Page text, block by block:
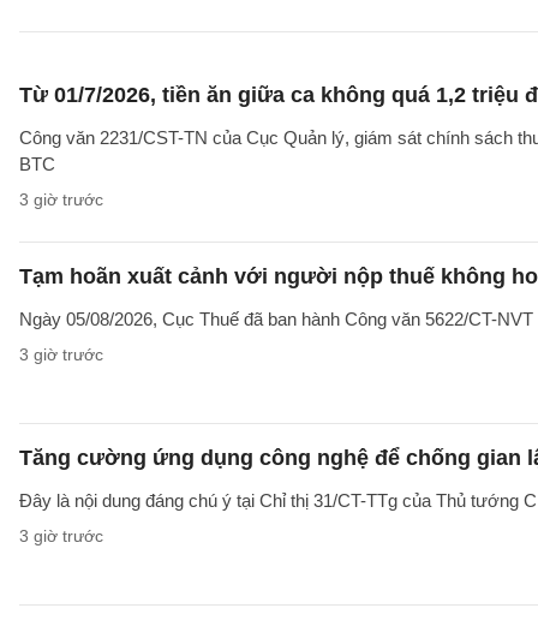
Từ 01/7/2026, tiền ăn giữa ca không quá 1,2 triệu
Công văn 2231/CST-TN của Cục Quản lý, giám sát chính sách
BTC
3 giờ trước
Tạm hoãn xuất cảnh với người nộp thuế không
Ngày 05/08/2026, Cục Thuế đã ban hành Công văn 5622/CT-
3 giờ trước
Tăng cường ứng dụng công nghệ để chống gian
Đây là nội dung đáng chú ý tại Chỉ thị 31/CT-TTg của Thủ tướng
3 giờ trước